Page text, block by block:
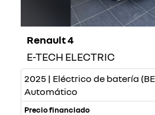
Renault 4
E-TECH ELECTRIC
2025 | Eléctrico de batería
Automático
Precio financiado